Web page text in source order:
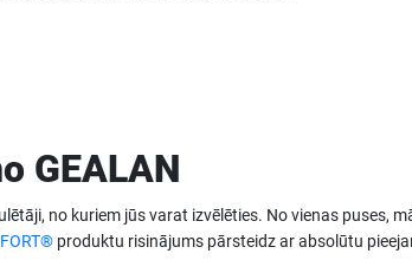
GEALAN
no kuriem jūs varat izvēlēties. No vienas puses,
produktu risinājums pārsteidz ar absolūtu